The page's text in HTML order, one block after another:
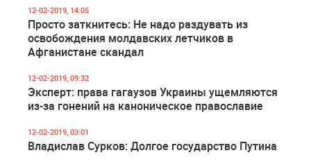
12-02-2019, 14:05
Просто заткнитесь: Не надо раздувать из
освобождения молдавских летчиков в
Афганистане скандал
12-02-2019, 09:32
Эксперт: права гагаузов Украины ущемляются
из-за гонений на каноническое православие
12-02-2019, 03:01
Владислав Сурков: Долгое государство Путина